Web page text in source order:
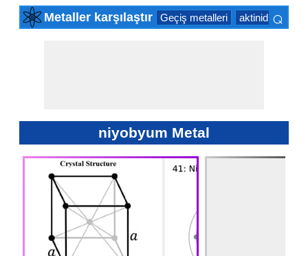
Metaller karşılaştır Geçiş metalleri aktinid ⌕
niyobyum Metal